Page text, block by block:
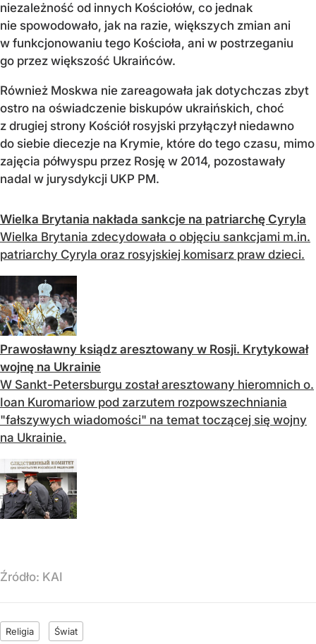
niezależność od innych Kościołów, co jednak
nie spowodowało, jak na razie, większych zmian ani
w funkcjonowaniu tego Kościoła, ani w postrzeganiu
go przez większość Ukraińców.
Również Moskwa nie zareagowała jak dotychczas zbyt
ostro na oświadczenie biskupów ukraińskich, choć
z drugiej strony Kościół rosyjski przyłączył niedawno
do siebie diecezje na Krymie, które do tego czasu, mimo
zajęcia półwyspu przez Rosję w 2014, pozostawały
nadal w jurysdykcji UKP PM.
Wielka Brytania nakłada sankcje na patriarchę Cyryla
Wielka Brytania zdecydowała o objęciu sankcjami m.in.
patriarchy Cyryla oraz rosyjskiej komisarz praw dzieci.
Prawosławny ksiądz aresztowany w Rosji. Krytykował
wojnę na Ukrainie
W Sankt-Petersburgu został aresztowany hieromnich o.
Ioan Kuromariow pod zarzutem rozpowszechniania
"fałszywych wiadomości" na temat toczącej się wojny
na Ukrainie.
Źródło: KAI
Religia Świat